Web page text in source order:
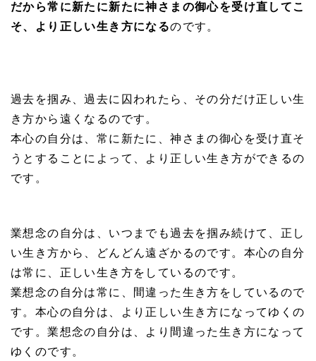
だから常に新たに新たに神さまの御心を受け直してこ
そ、より正しい生き方になるのです。
過去を掴み、過去に囚われたら、その分だけ正しい生
き方から遠くなるのです。
本心の自分は、常に新たに、神さまの御心を受け直そ
うとすることによって、より正しい生き方ができるの
です。
業想念の自分は、いつまでも過去を掴み続けて、正し
い生き方から、どんどん遠ざかるのです。本心の自分
は常に、正しい生き方をしているのです。
業想念の自分は常に、間違った生き方をしているので
す。本心の自分は、より正しい生き方になってゆくの
です。業想念の自分は、より間違った生き方になって
ゆくのです。